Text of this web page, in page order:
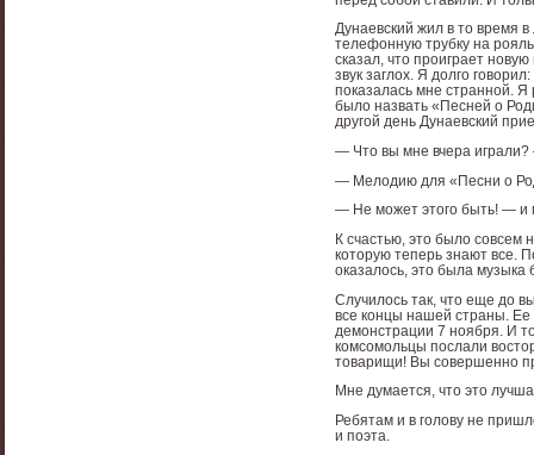
Дунаевский жил в то время
телефонную трубку на
сказал, что проиграет
звук заглох. Я долго
показалась мне странной.
было назвать «Песней о
другой день Дунаевский
— Что вы мне вчера играли?
— Мелодию для «Песни о
— Не может этого быть! — и
К счастью, это было совсем
которую теперь знают все.
оказалось, это была музыка
Случилось так, что еще до
все концы нашей страны.
демонстрации 7 ноября. И
комсомольцы послали
товарищи! Вы совершенно
Мне думается, что это
Ребятам и в голову не
и поэта.